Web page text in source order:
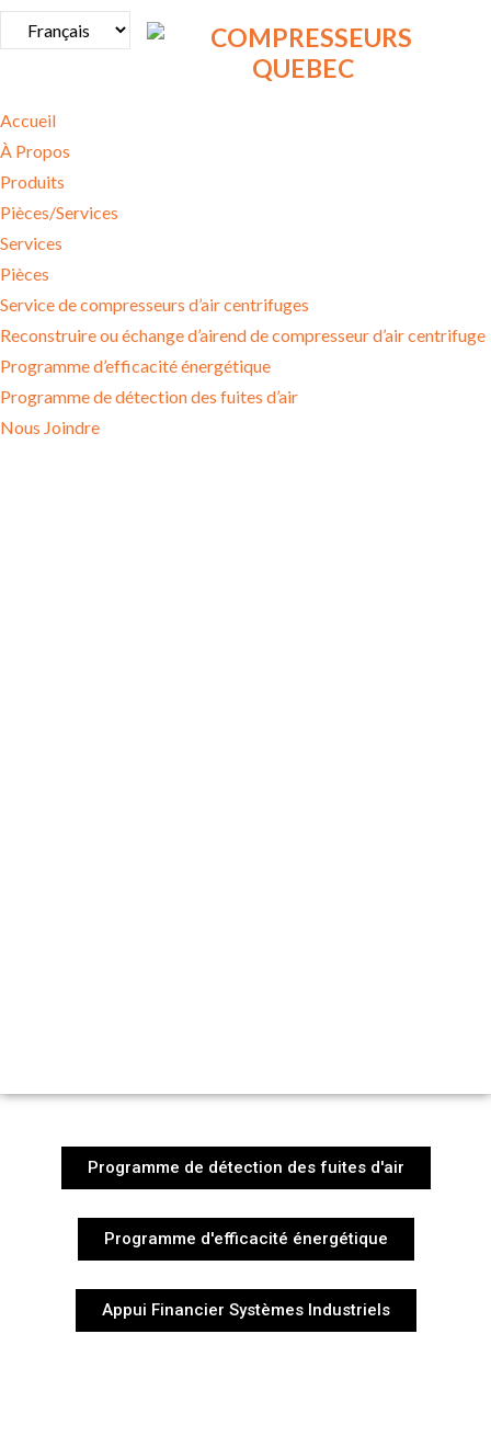
Accueil
À Propos
Produits
Pièces/Services
Services
Pièces
Service de compresseurs d’air centrifuges
Reconstruire ou échange d’airend de compresseur d’air centrifuge
Programme d’efficacité énergétique
Programme de détection des fuites d’air
Nous Joindre
Programme de détection des fuites d'air
Programme d'efficacité énergétique
Appui Financier Systèmes Industriels